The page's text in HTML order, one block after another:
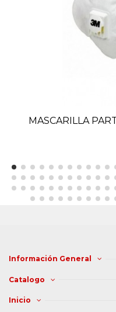
MASCARILLA
Información General
Catalogo
Inicio